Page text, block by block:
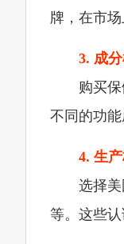
牌，在市
3. 成
购买
不同的功
4. 生
选择
等。这些